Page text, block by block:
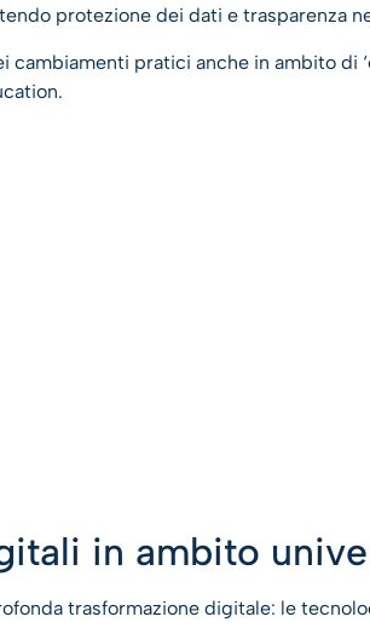
protezione dei dati e trasparenza
pratici anche in ambito di
in ambito
trasformazione digitale: le